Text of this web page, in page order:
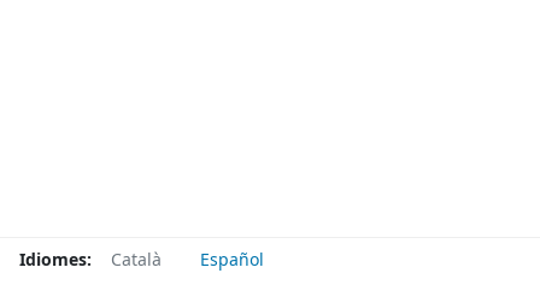
Idiomes: Català Español